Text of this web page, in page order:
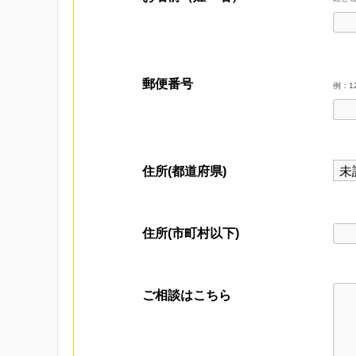
郵便番号 例：
住所(都道府県)
住所(市町村以下)
ご相談はこちら